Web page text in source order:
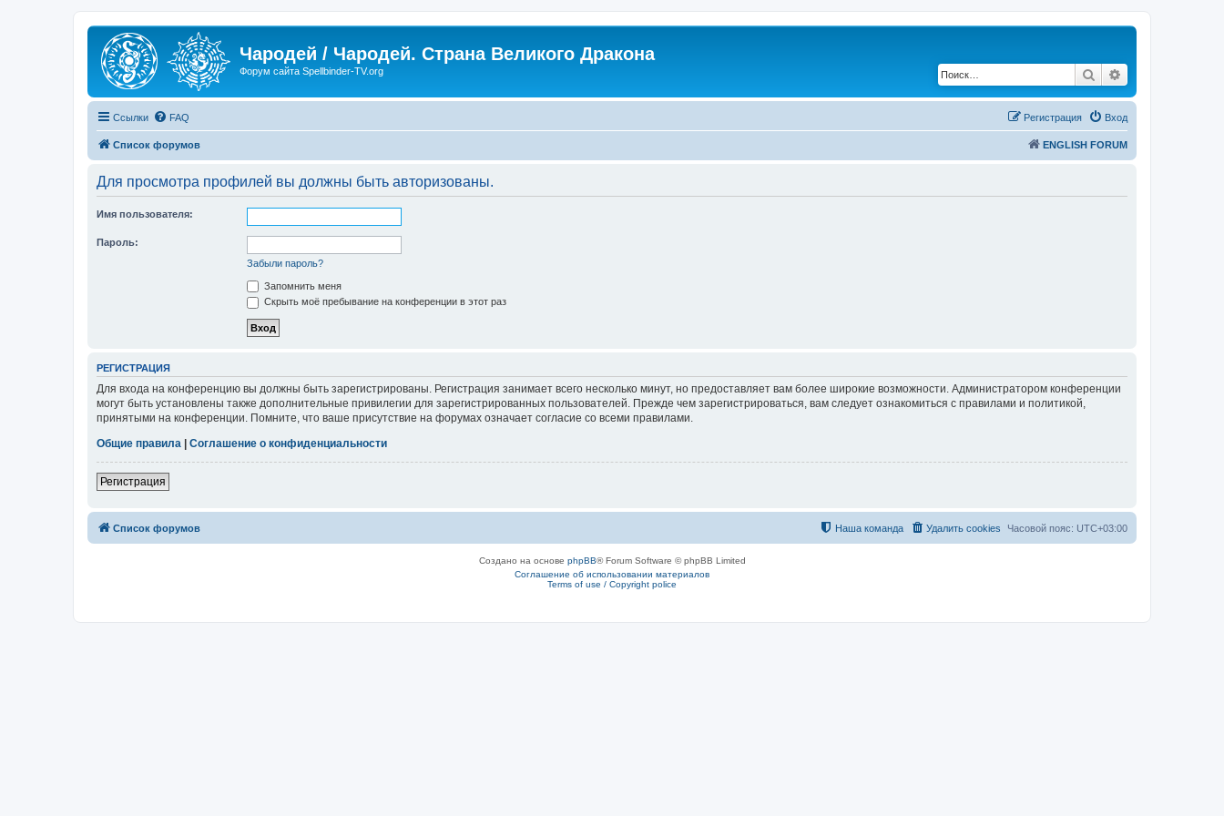
Чародей / Чародей. Страна Великого Дракона
Форум сайта Spellbinder-TV.org Поиск
Ссылки FAQ Вход
Регистрация
Список форумов ENGLISH FORUM
Для просмотра профилей вы должны быть авторизованы.
Имя пользователя:
Пароль:
Забыли пароль?
Запомнить меня
Скрыть моё пребывание на конференции в этот раз
РЕГИСТРАЦИЯ
Для входа на конференцию вы должны быть зарегистрированы. Регистрация занимает всего несколько минут, но предоставляет вам более широкие возможности. Администратором конференции
могут быть установлены также дополнительные привилегии для зарегистрированных пользователей. Прежде чем зарегистрироваться, вам следует ознакомиться с правилами и политикой,
принятыми на конференции. Помните, что ваше присутствие на форумах означает согласие со всеми правилами.
Общие правила
Соглашение о конфиденциальности
Регистрация
Список форумов Часовой пояс: UTC+03:00
Удалить cookies
Наша команда
Создано на основе phpBB® Forum Software © phpBB Limited
Соглашение об использовании материалов
Terms of use / Copyright police